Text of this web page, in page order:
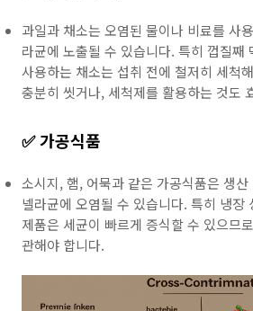
과일과 채소는 오염된 물이나 비료를 사
라균에 노출될 수 있습니다. 특히 껍질째
사용하는 채소는 섭취 전에 철저히 세척
충분히 씻거나, 세척제를 활용하는 것도
✅ 가공식품
소시지, 햄, 어묵과 같은 가공식품은 생
넬라균에 오염될 수 있습니다. 특히 냉장
제품은 세균이 빠르게 증식할 수 있으므
관해야 합니다.